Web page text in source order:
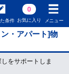
条件
0
お気に入り メニュー
・アパート]物
をサポートしま